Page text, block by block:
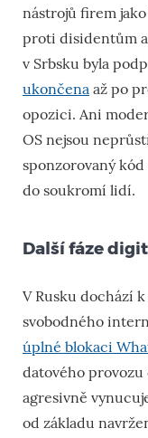
nástrojů firem
proti disidentům
v Srbsku byla
ukončena až po
opozici. Ani
OS nejsou
sponzorovaný
do soukromí lidí.
Další fáze
V Rusku dochází
svobodného
úplné blokaci
datového provozu
agresivně
od základu